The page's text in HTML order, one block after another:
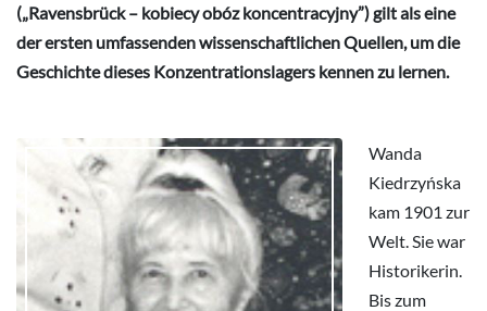
(„Ravensbrück – kobiecy obóz koncentracyjny”) gilt als eine
der ersten umfassenden wissenschaftlichen Quellen, um die
Geschichte dieses Konzentrationslagers kennen zu lernen.
Wanda
Kiedrzyńska
kam 1901 zur
Welt. Sie war
Historikerin.
Bis zum